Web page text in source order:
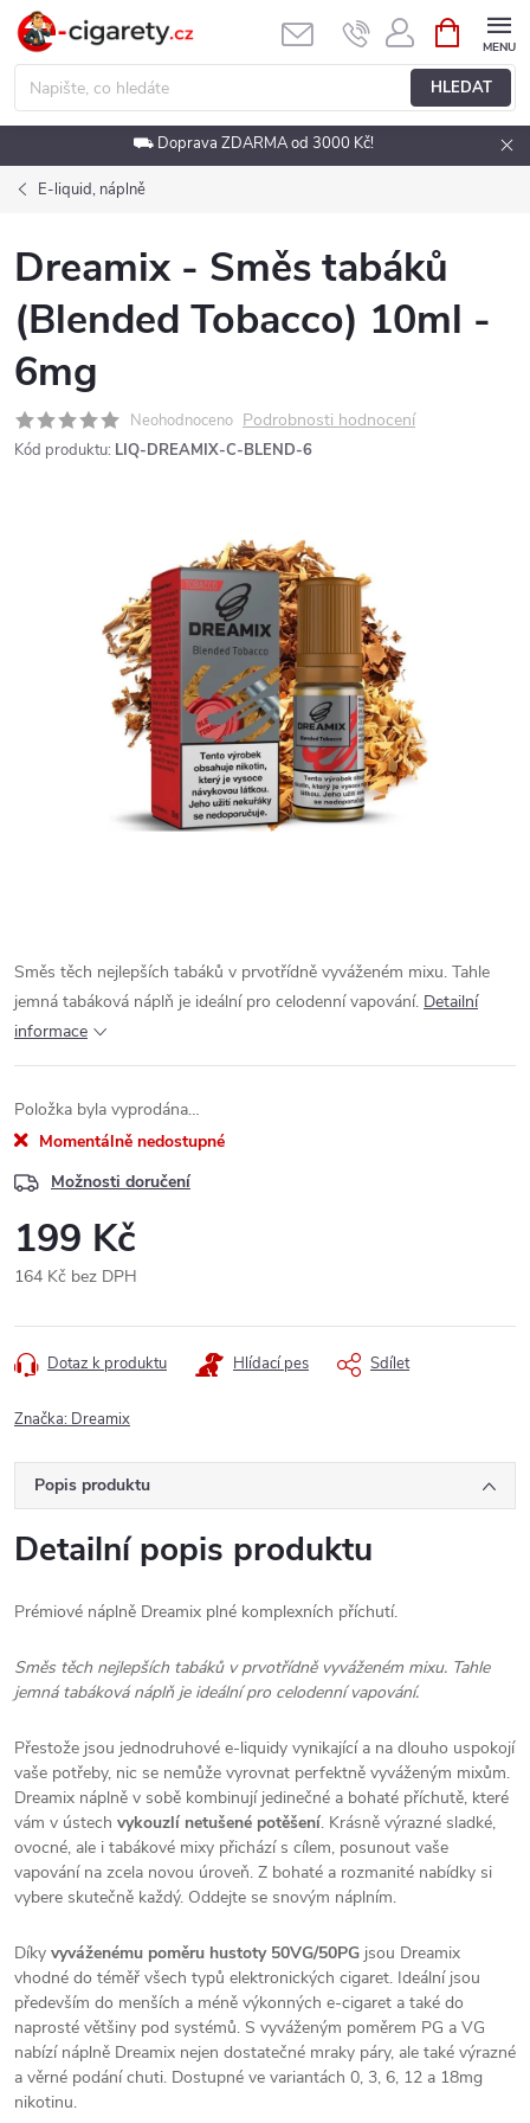
Přejít
obsah
HLEDAT
NÁKUPNÍ
KOŠÍK
⛟ Doprava ZDARMA od 3000 Kč!
E-liquid, náplně
Dreamix - Směs tabáků
(Blended Tobacco) 10ml -
6mg
Neohodnoceno Podrobnosti hodnocení
Kód produktu: LIQ-DREAMIX-C-BLEND-6
Směs těch nejlepších tabáků v prvotřídně vyváženém mixu. Tahle
jemná tabáková náplň je ideální pro celodenní vapování. Detailní
informace
Položka byla vyprodána…
Momentálně nedostupné
Možnosti doručení
199 Kč
164 Kč bez DPH
cena:
Dotaz k produktu Hlídací pes Sdílet
Značka: Dreamix
Popis produktu
Detailní popis produktu
Prémiové náplně Dreamix plné komplexních příchutí.
Směs těch nejlepších tabáků v prvotřídně vyváženém mixu. Tahle
jemná tabáková náplň je ideální pro celodenní vapování.
Přestože jsou jednodruhové e-liquidy vynikající a na dlouho uspokojí
vaše potřeby, nic se nemůže vyrovnat perfektně vyváženým mixům.
Dreamix náplně v sobě kombinují jedinečné a bohaté příchutě, které
vám v ústech vykouzlí netušené potěšení. Krásně výrazné sladké,
ovocné, ale i tabákové mixy přichází s cílem, posunout vaše
vapování na zcela novou úroveň. Z bohaté a rozmanité nabídky si
vybere skutečně každý. Oddejte se snovým náplním.
Díky vyváženému poměru hustoty 50VG/50PG jsou Dreamix
vhodné do téměř všech typů elektronických cigaret. Ideální jsou
především do menších a méně výkonných e-cigaret a také do
naprosté většiny pod systémů. S vyváženým poměrem PG a VG
nabízí náplně Dreamix nejen dostatečné mraky páry, ale také výrazné
a věrné podání chuti. Dostupné ve variantách 0, 3, 6, 12 a 18mg
nikotinu.